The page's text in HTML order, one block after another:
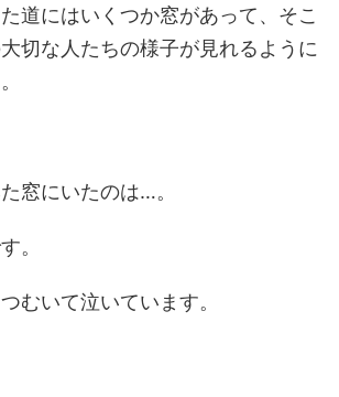
道にはいくつか窓があって、そこ
切な人たちの様子が見れるように
窓にいたのは…。
。
むいて泣いています。